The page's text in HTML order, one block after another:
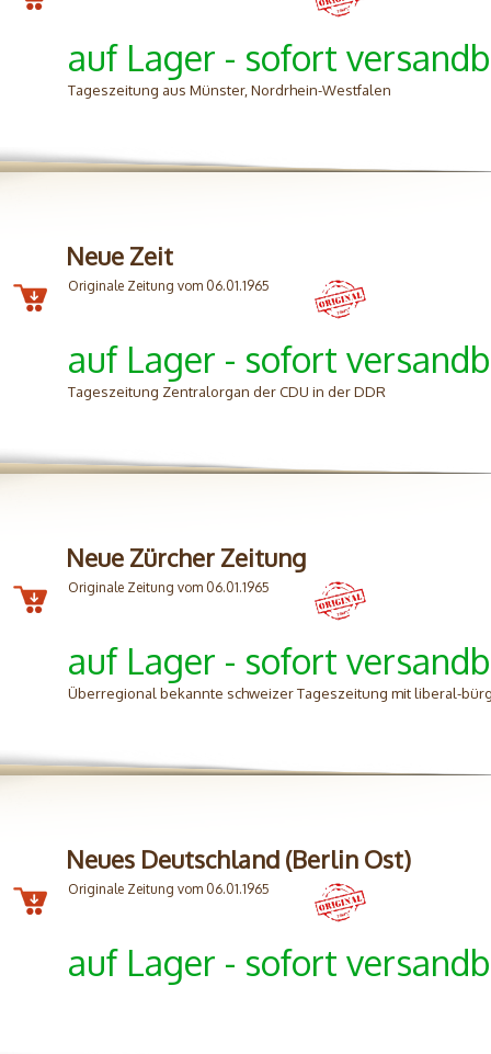
auf Lager - sofort
Tageszeitung aus Münster, Nordrhein-Westfalen
Neue Zeit
Originale Zeitung vom 06.01.1965
auf Lager - sofort
Tageszeitung Zentralorgan der CDU in der DDR
Neue Zürcher Zeitung
Originale Zeitung vom 06.01.1965
auf Lager - sofort
Überregional bekannte schweizer Tageszeitung mit liberal-
Neues Deutschland (Berlin Ost)
Originale Zeitung vom 06.01.1965
auf Lager - sofort